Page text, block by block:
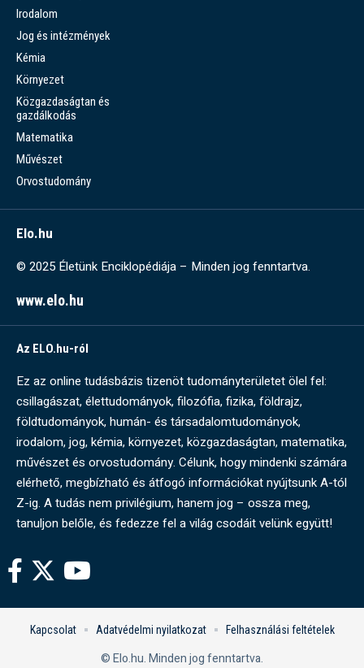
Irodalom
Jog és intézmények
Kémia
Környezet
Közgazdaságtan és
gazdálkodás
Matematika
Művészet
Orvostudomány
Elo.hu
© 2025 Életünk Enciklopédiája – Minden jog fenntartva.
www.elo.hu
Az ELO.hu-ról
Ez az online tudásbázis tizenöt tudományterületet ölel fel:
csillagászat, élettudományok, filozófia, fizika, földrajz,
földtudományok, humán- és társadalomtudományok,
irodalom, jog, kémia, környezet, közgazdaságtan, matematika,
művészet és orvostudomány. Célunk, hogy mindenki számára
elérhető, megbízható és átfogó információkat nyújtsunk A-tól
Z-ig. A tudás nem privilégium, hanem jog – ossza meg,
tanuljon belőle, és fedezze fel a világ csodáit velünk együtt!
© Elo.hu. Minden jog fenntartva.
Kapcsolat Adatvédelmi nyilatkozat Felhasználási feltételek